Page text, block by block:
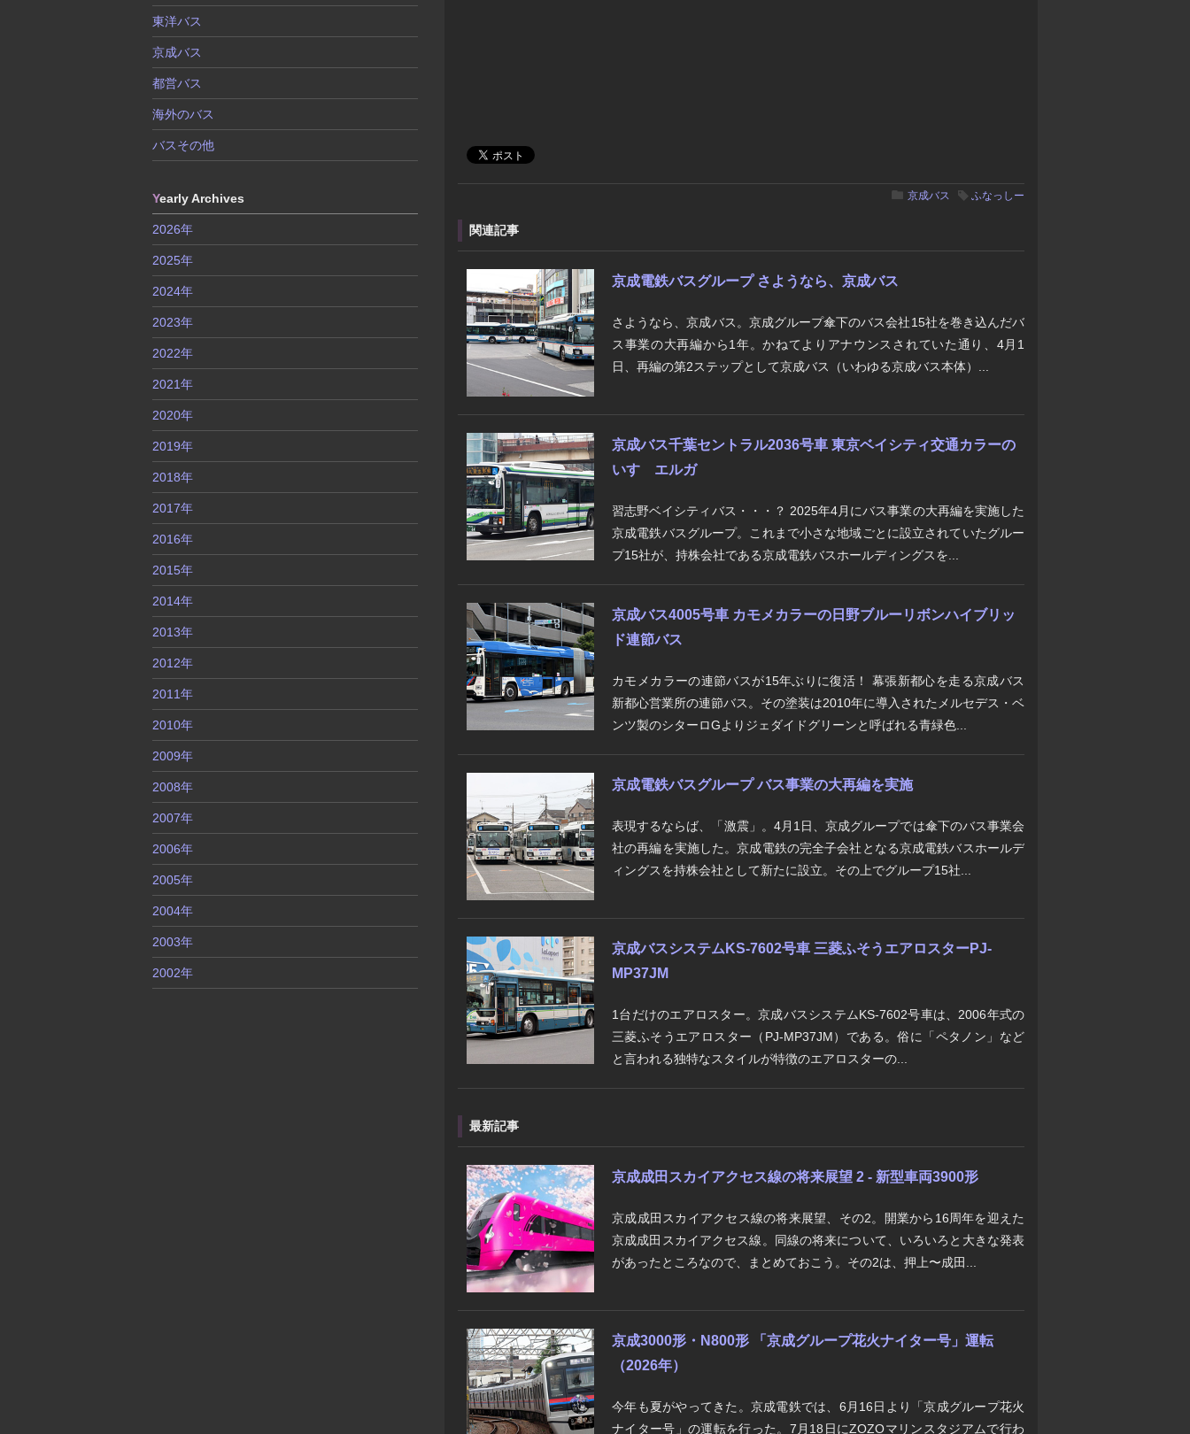
京成バス ふなっしー
関連記事
京成電鉄バスグループ さようなら、京成バス
さようなら、京成バス。京成グループ傘下のバス会社15社を巻き込んだバ
ス事業の大再編から1年。かねてよりアナウンスされていた通り、4月1
日、再編の第2ステップとして京成バス（いわゆる京成バス本体）...
京成バス千葉セントラル2036号車 東京ベイシティ交通カラーの
いすゞエルガ
習志野ベイシティバス・・・？ 2025年4月にバス事業の大再編を実施した
京成電鉄バスグループ。これまで小さな地域ごとに設立されていたグルー
プ15社が、持株会社である京成電鉄バスホールディングスを...
京成バス4005号車 カモメカラーの日野ブルーリボンハイブリッ
ド連節バス
カモメカラーの連節バスが15年ぶりに復活！ 幕張新都心を走る京成バス
新都心営業所の連節バス。その塗装は2010年に導入されたメルセデス・ベ
ンツ製のシターロGよりジェダイドグリーンと呼ばれる青緑色...
京成電鉄バスグループ バス事業の大再編を実施
表現するならば、「激震」。4月1日、京成グループでは傘下のバス事業会
社の再編を実施した。京成電鉄の完全子会社となる京成電鉄バスホールデ
ィングスを持株会社として新たに設立。その上でグループ15社...
京成バスシステムKS-7602号車 三菱ふそうエアロスターPJ-
MP37JM
1台だけのエアロスター。京成バスシステムKS-7602号車は、2006年式の
三菱ふそうエアロスター（PJ-MP37JM）である。俗に「ペタノン」など
と言われる独特なスタイルが特徴のエアロスターの...
最新記事
京成成田スカイアクセス線の将来展望 2 - 新型車両3900形
京成成田スカイアクセス線の将来展望、その2。開業から16周年を迎えた
京成成田スカイアクセス線。同線の将来について、いろいろと大きな発表
があったところなので、まとめておこう。その2は、押上〜成田...
京成3000形・N800形 「京成グループ花火ナイター号」運転
（2026年）
今年も夏がやってきた。京成電鉄では、6月16日より「京成グループ花火
ナイター号」の運転を行った。7月18日にZOZOマリンスタジアムで行わ
東洋バス
京成バス
都営バス
海外のバス
バスその他
Yearly Archives
2026年
2025年
2024年
2023年
2022年
2021年
2020年
2019年
2018年
2017年
2016年
2015年
2014年
2013年
2012年
2011年
2010年
2009年
2008年
2007年
2006年
2005年
2004年
2003年
2002年